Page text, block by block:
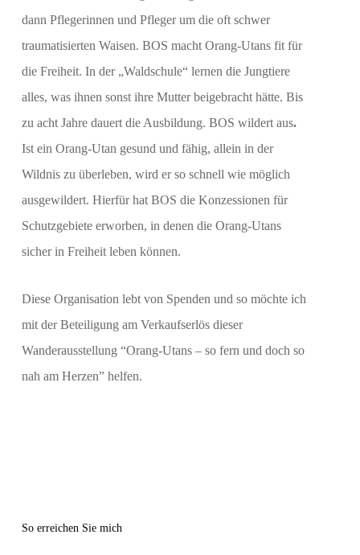
dann Pflegerinnen und Pfleger um die oft schwer
traumatisierten Waisen. BOS macht Orang-Utans fit für
die Freiheit. In der „Waldschule“ lernen die Jungtiere
alles, was ihnen sonst ihre Mutter beigebracht hätte. Bis
zu acht Jahre dauert die Ausbildung. BOS wildert aus.
Ist ein Orang-Utan gesund und fähig, allein in der
Wildnis zu überleben, wird er so schnell wie möglich
ausgewildert. Hierfür hat BOS die Konzessionen für
Schutzgebiete erworben, in denen die Orang-Utans
sicher in Freiheit leben können.
Diese Organisation lebt von Spenden und so möchte ich
mit der Beteiligung am Verkaufserlös dieser
Wanderausstellung “Orang-Utans – so fern und doch so
nah am Herzen” helfen.
So erreichen Sie mich